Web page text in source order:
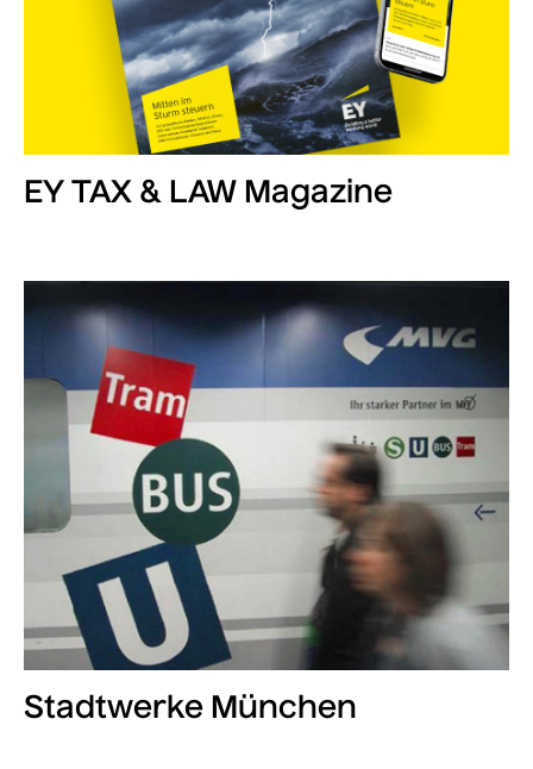
EY TAX & LAW Magazine
Stadtwerke München